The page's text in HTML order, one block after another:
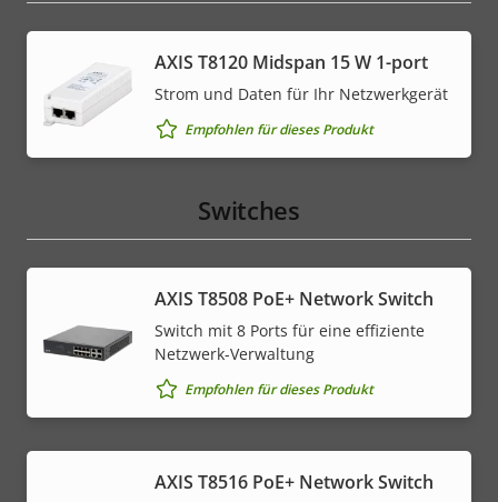
AXIS T8120 Midspan 15 W 1-port
Strom und Daten für Ihr Netzwerkgerät
Empfohlen für dieses Produkt
Switches
AXIS T8508 PoE+ Network Switch
Switch mit 8 Ports für eine effiziente
Netzwerk-Verwaltung
Empfohlen für dieses Produkt
AXIS T8516 PoE+ Network Switch